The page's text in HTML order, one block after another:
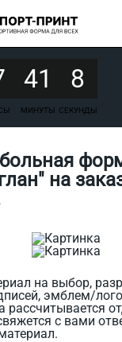
41
МИНУТЫ
8
СЕКУНДЫ
на
на выбор,
эмблем/
с вами